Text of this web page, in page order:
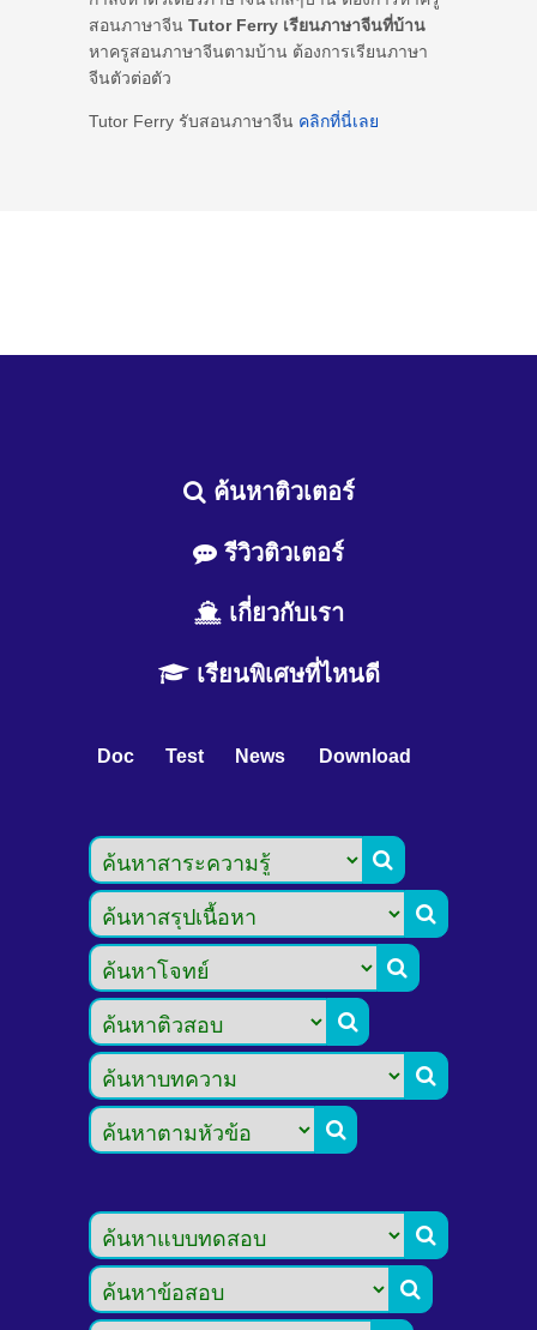
สอนภาษาจีน Tutor Ferry เรียนภาษาจีนที่บ้าน
หาครูสอนภาษาจีนตามบ้าน ต้องการเรียนภาษา
จีนตัวต่อตัว
Tutor Ferry รับสอนภาษาจีน คลิกที่นี่เลย
ค้นหาติวเตอร์
รีวิวติวเตอร์
เกี่ยวกับเรา
เรียนพิเศษที่ไหนดี
Doc Test News Download







